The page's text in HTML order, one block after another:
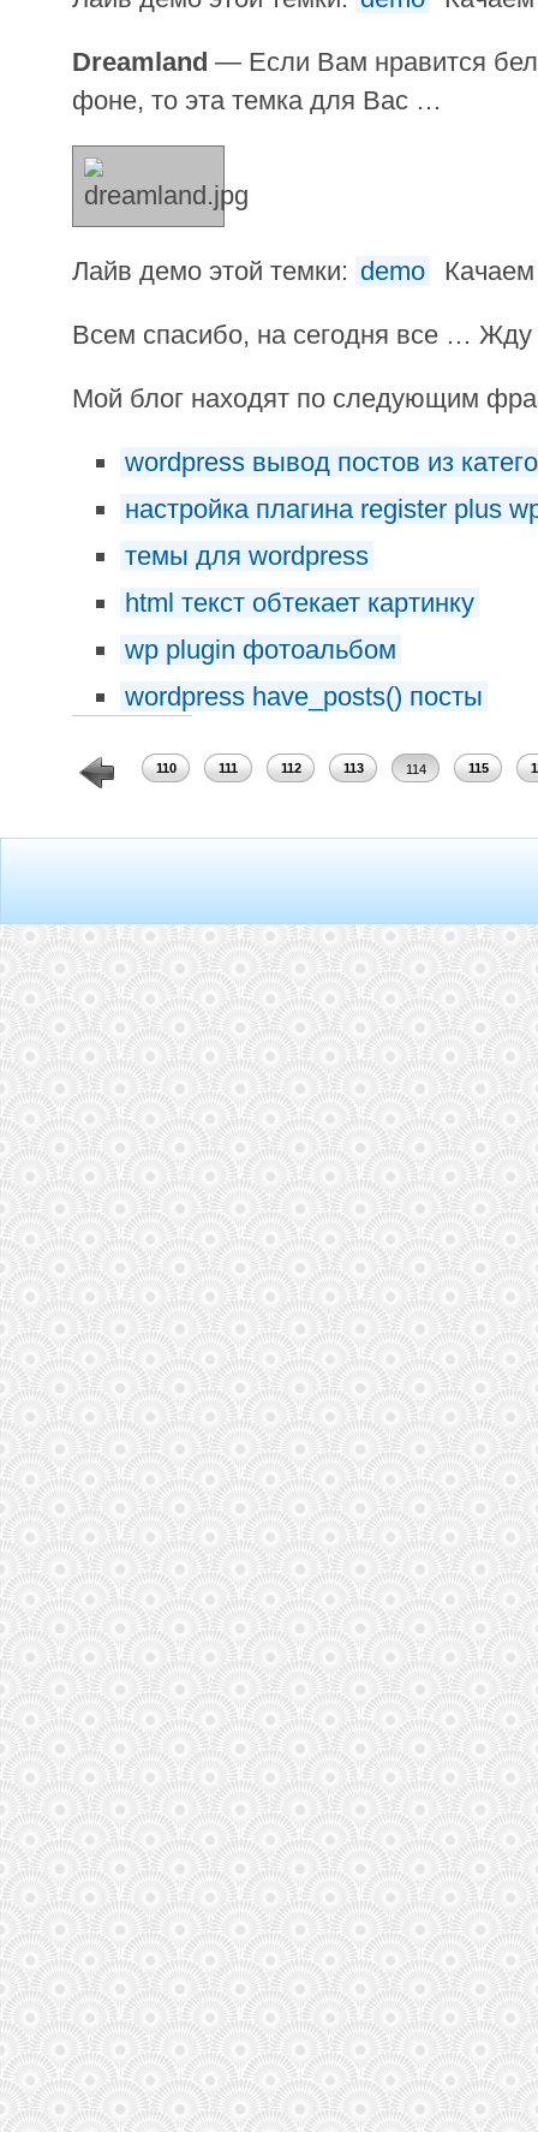
Dreamland — Если Вам нравится
фоне, то эта темка для Вас …
Лайв демо этой темки: demo
Всем спасибо, на сегодня все …
Мой блог находят по следующим
wordpress вывод постов из
настройка плагина register plus
темы для wordpress
html текст обтекает картинку
wp plugin фотоальбом
wordpress have_posts() посты
109 110 111 112 113 114 115